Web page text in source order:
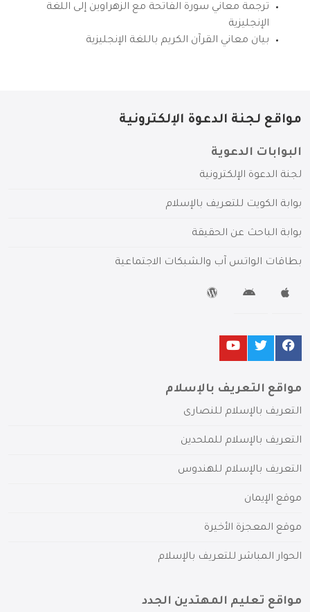
ترجمة معاني سورة الفاتحة مع الزهراوين إلى اللغة
الإنجليزية
بيان معاني القرآن الكريم باللغة الإنجليزية
مواقع لجنة الدعوة الإلكترونية
البوابات الدعوية
لجنة الدعوة الإلكترونية
بوابة الكويت للتعريف بالإسلام
بوابة الباحث عن الحقيقة
بطاقات الواتس آب والشبكات الاجتماعية
مواقع التعريف بالإسلام
التعريف بالإسلام للنصارى
التعريف بالإسلام للملحدين
التعريف بالإسلام للهندوس
موقع الإيمان
موقع المعجزة الأخيرة
الحوار المباشر للتعريف بالإسلام
مواقع تعليم المهتدين الجدد